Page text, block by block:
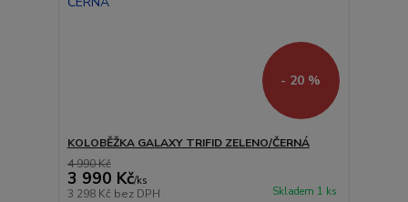
- 20 %
KOLOBĚŽKA GALAXY TRIFID ZELENO/ČERNÁ
4 990 Kč
3 990 Kč/ks
3 298 Kč bez DPH Skladem 1 ks